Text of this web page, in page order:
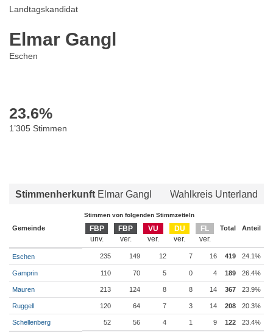
Landtagskandidat
Elmar Gangl
Eschen
23.6%
1’305 Stimmen
Stimmenherkunft Elmar Gangl Wahlkreis Unterland
Stimmen von folgenden Stimmzetteln
Gemeinde FBP FBP VU DU FL Total Anteil
Eschen 235 149 12 7 16 419 24.1%
Gamprin 110 70 5 0 4 189 26.4%
Mauren 213 124 8 8 14 367 23.9%
Ruggell 120 64 7 3 14 208 20.3%
Schellenberg 52 56 4 1 9 122 23.4%